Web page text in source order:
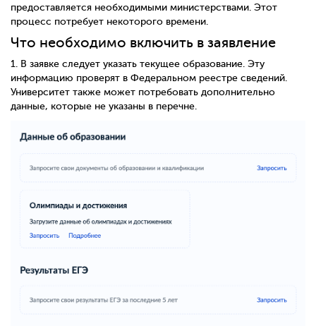
предоставляется необходимыми министерствами. Этот
процесс потребует некоторого времени.
Что необходимо включить в заявление
1.
В заявке следует указать текущее образование. Эту
информацию проверят в Федеральном реестре сведений.
Университет также может потребовать дополнительно
данные, которые не указаны в перечне.